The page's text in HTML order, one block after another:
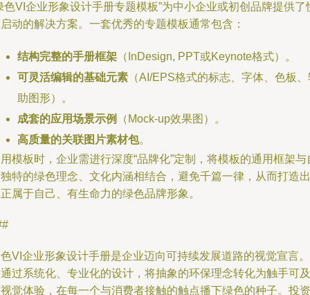
色VI企业形象设计手册专题模板”为中小企业或初创品牌提供了
动的解决方案。一套优秀的专题模板通常包含：
结构完整的手册框架 （InDesign, PPT或Keynote格式）。
可灵活编辑的基础元素 （AI/EPS格式的标志、字体、色板
助图形）。
成套的应用场景示例
（Mock-up效果图）。
高质量的关联图片素材包。
模板时，企业需进行深度“品牌化”定制，将模板的通用框架与
特的绿色理念、文化内涵相结合，避免千篇一律，从而打造出
属于自己、有生命力的绿色品牌形象。
VI企业形象设计手册是企业迈向可持续发展道路的视觉宣言。
过系统化、专业化的设计，将抽象的环保理念转化为触手可及
觉体验，在每一个与消费者接触的触点播下绿色的种子。投资